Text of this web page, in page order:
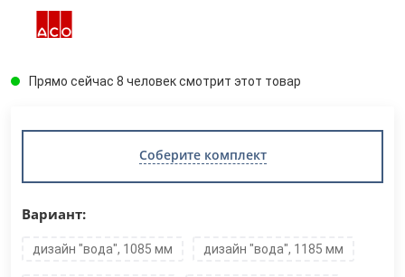
Прямо сейчас 8 человек смотрит этот товар
Соберите комплект
Вариант:
дизайн "вода", 1085 мм дизайн "вода", 1185 мм